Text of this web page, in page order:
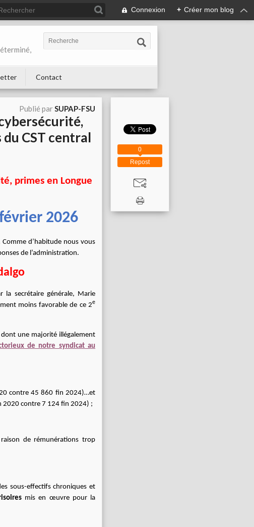
Connexion + Créer mon blog
Contact
Publié parSUPAP-FSU
CST central
primes en Longue
2026
d’habitude nous vous
de l’administration.
secrétaire générale, Marie
moins favorable de ce 2e
une majorité illégalement
de notre syndicat au
contre 45 860 fin 2024)…et
2020 contre 7 124 fin 2024) ;
de rémunérations trop
sous-effectifs chroniques et
mis en œuvre pour la
Repost
0